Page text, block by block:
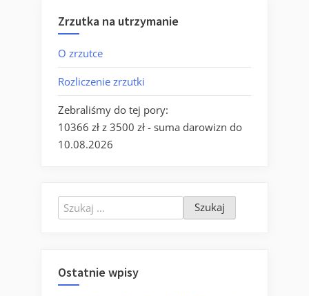
Zrzutka na utrzymanie
O zrzutce
Rozliczenie zrzutki
Zebraliśmy do tej pory:
10366 zł z 3500 zł - suma darowizn do
10.08.2026
Szukaj:
Ostatnie wpisy